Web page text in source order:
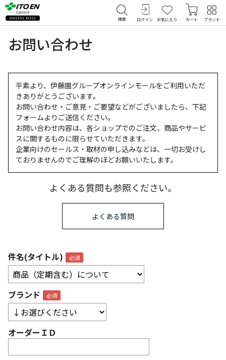
検索 ログイン お気に入り カート ブランド
お問い合わせ
平素より、伊藤園グループオンラインモールをご利用いただ
きありがとうございます。
お問い合わせ・ご意見・ご要望などがございましたら、下記
フォームよりご送信ください。
お問い合わせ内容は、各ショップでのご注文、商品やサービ
スに関するものに限らせていただきます。
企業向けのセールス・取材の申し込みなどは、一切お受けし
ておりませんのでご理解のほどお願いいたします。
よくある質問も参照ください。
よくある質問
件名(タイトル)
ブランド
オーダーＩＤ